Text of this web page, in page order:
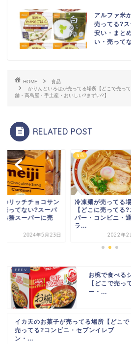
アルファ米
売ってる?ス
安い・まと
い・売って
HOME
食品
かりんといろはが売ってる場所【どこで売っ
舗・高島屋・手土産・おいしい?まずい?】
RELATED POST
のリッチチョコサン
売ってない?スーパ
業務スーパーに売
2024年5月23日
食品
冷凍麺が売ってる
【どこに売ってる?
パー・コンビニ・
ラ...
2022年2
お椀で食べる
【どこで売っ
ー・...
イカ天のお菓子が売ってる場所【どこで
売ってる?コンビニ・セブンイレブ
ン・...